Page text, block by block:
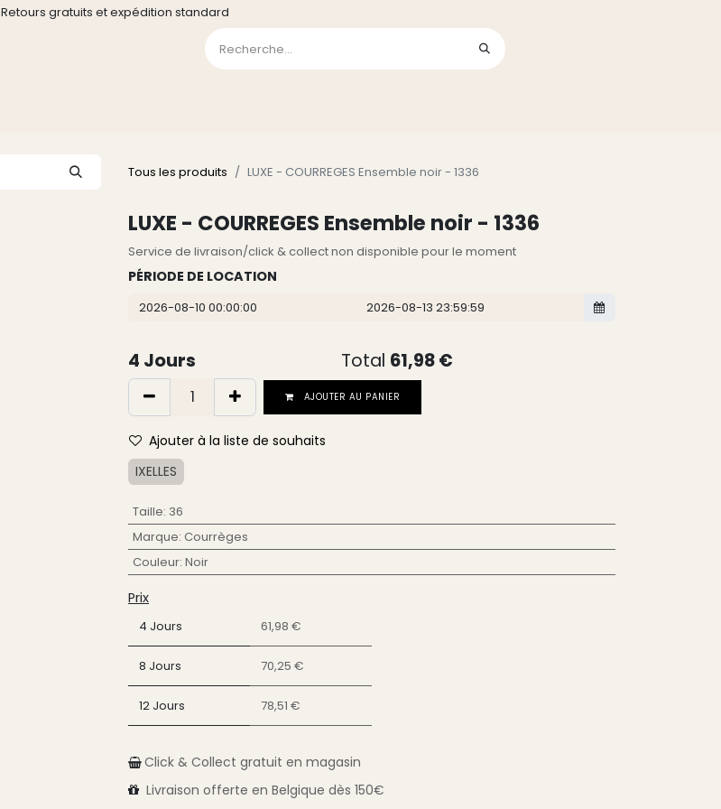
Retours gratuits et expédition standard
Tous les produits LUXE - COURREGES Ensemble noir - 1336
LUXE - COURREGES Ensemble noir - 1336
Service de livraison/click & collect non disponible pour le moment
PÉRIODE DE LOCATION
4 Jours Total 61,98€
AJOUTER AU PANIER
Ajouter à la liste de souhaits
IXELLES
Taille: 36
Marque: Courrèges
Couleur: Noir
Prix
4 Jours 61,98 €
8 Jours 70,25 €
12 Jours 78,51 €
Click & Collect gratuit en magasin
Livraison offerte en Belgique dès 150€